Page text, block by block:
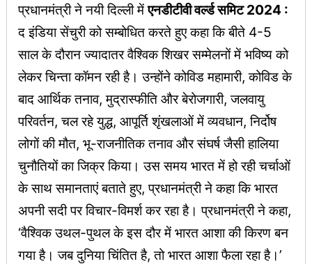
प्रधानमंत्री ने नयी दिल्ली मेंएनडीटीवी वर्ल्ड समिट 2024 :
द इंडिया सेंचुरी को सम्बोधित करते हुए कहा कि बीते 4-5
साल के दौरान ज्यादातर वैश्विक शिखर सम्मेलनों में भविष्य को
लेकर चिन्ता कॉमन रही है। उन्होंने कोविड महामारी, कोविड के
बाद आर्थिक तनाव, मुद्रास्फीति और बेरोजगारी, जलवायु
परिवर्तन, चल रहे युद्ध, आपूर्ति शृंखलाओं में व्यवधान, निर्दोष
लोगों की मौत, भू-राजनीतिक तनाव और संघर्ष जैसी हालिया
चुनौतियों का जिक्र किया। उस समय भारत में हो रही चर्चाओं
के साथ समानताएं बताते हुए, प्रधानमंत्री ने कहा कि भारत
अपनी सदी पर विचार-विमर्श कर रहा है। प्रधानमंत्री ने कहा,
‘वैश्विक उथल-पुथल के इस दौर में भारत आशा की किरण बन
गया है। जब दुनिया चिंतित है, तो भारत आशा फैला रहा है।’